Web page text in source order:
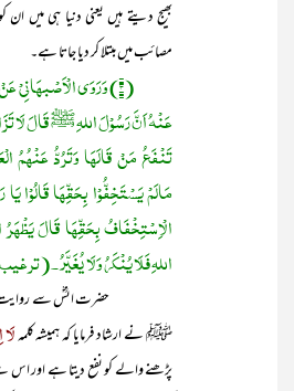
بھیج دیتے ہیں یعنی دنیا ہی میں
مصائب میں مبتلا کر دیا جاتا ہے۔
(۳) وَرَوَی الْاَصْبھَانِیْ
عَنْهُ اَنَّ رَسُوْلَ اللہِ ﷺ قَالَ لَا
تَنْفَعُ مَنْ قَالَھَا وَتَرُدُّ عَنْھُمُ
مَالَمْ یَسْتَخِفُّوْا بِحَقِّھَا قَالُوْا
الْاِسْتِخْفَافُ بِحَقِّھَا قَالَ
اللہِ فَلَا یُنْکَرُ وَلَا یُغَیَّرُ
حضرت انسؓ سے روایت ہے
ﷺ نے ارشاد فرمایا کہ ہمیشہ کلمہ
پڑھنے والے کو نفع دیتا ہے اور اس